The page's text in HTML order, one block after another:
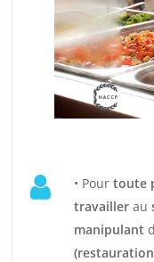
• Pour toute
travailler au
manipulant